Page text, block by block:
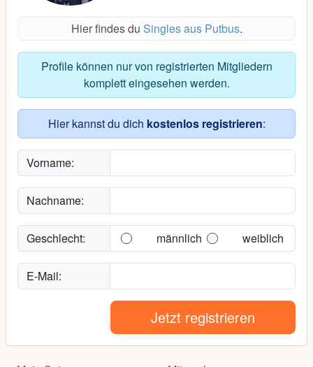
Hier findes du Singles aus Putbus.
Profile können nur von registrierten Mitgliedern
komplett eingesehen werden.
Hier kannst du dich kostenlos registrieren:
Vorname:
Nachname:
Geschlecht: männlich weiblich
E-Mail:
Jetzt registrieren